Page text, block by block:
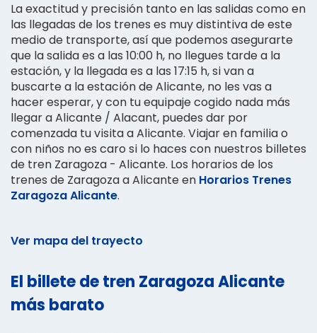
La exactitud y precisión tanto en las salidas como en
las llegadas de los trenes es muy distintiva de este
medio de transporte, así que podemos asegurarte
que la salida es a las 10:00 h, no llegues tarde a la
estación, y la llegada es a las 17:15 h, si van a
buscarte a la estación de Alicante, no les vas a
hacer esperar, y con tu equipaje cogido nada más
llegar a Alicante / Alacant, puedes dar por
comenzada tu visita a Alicante. Viajar en familia o
con niños no es caro si lo haces con nuestros billetes
de tren Zaragoza - Alicante. Los horarios de los
trenes de Zaragoza a Alicante en Horarios Trenes
Zaragoza Alicante.
Ver mapa del trayecto
El billete de tren Zaragoza Alicante
más barato